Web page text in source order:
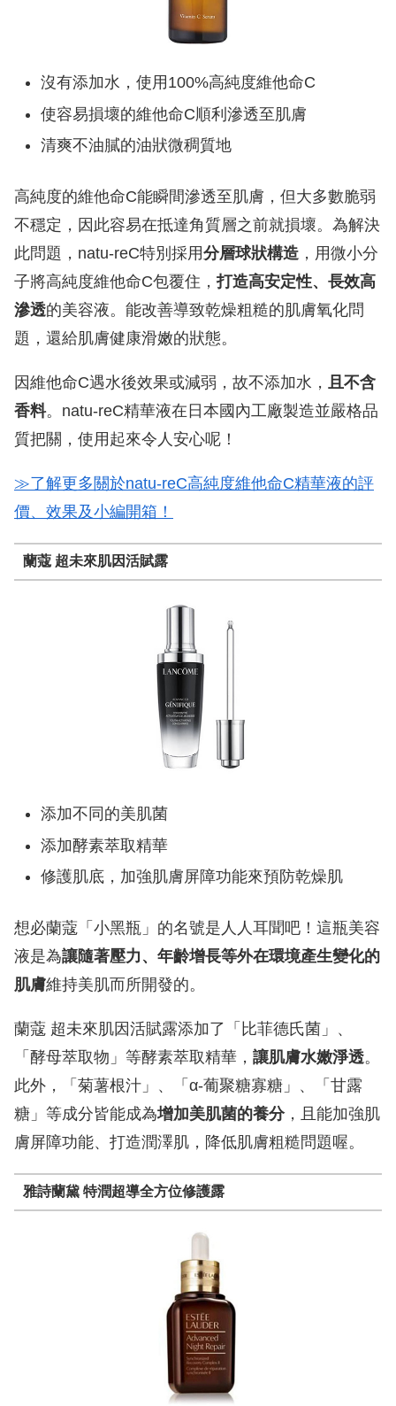
沒有添加水，使用100%高純度維他命C
使容易損壞的維他命C順利滲透至肌膚
清爽不油膩的油狀微稠質地
高純度的維他命C能瞬間滲透至肌膚，但大多數脆弱
不穩定，因此容易在抵達角質層之前就損壞。為解決
此問題，natu-reC特別採用分層球狀構造 ，用微小分
子將高純度維他命C包覆住，打造高安定性、長效高
滲透的美容液。能改善導致乾燥粗糙的肌膚氧化問
題，還給肌膚健康滑嫩的狀態。
因維他命C遇水後效果或減弱，故不添加水，
且不含
香料。natu-reC精華液在日本國內工廠製造並嚴格品
質把關，使用起來令人安心呢！
≫了解更多關於natu-reC高純度維他命C精華液的評
價、效果及小編開箱！
蘭蔻 超未來肌因活賦露
添加不同的美肌菌
添加酵素萃取精華
修護肌底，加強肌膚屏障功能來預防乾燥肌
想必蘭蔻「小黑瓶」的名號是人人耳聞吧！這瓶美容
液是為讓隨著壓力、年齡增長等外在環境產生變化的
肌膚維持美肌而所開發的。
蘭蔻 超未來肌因活賦露添加了「比菲德氏菌」、
「酵母萃取物」等酵素萃取精華， 讓肌膚水嫩淨透。
此外，「菊薯根汁」、「α-葡聚糖寡糖」、「甘露
糖」等成分皆能成為增加美肌菌的養分，且能加強肌
膚屏障功能、打造潤澤肌，降低肌膚粗糙問題喔。
雅詩蘭黛 特潤超導全方位修護露